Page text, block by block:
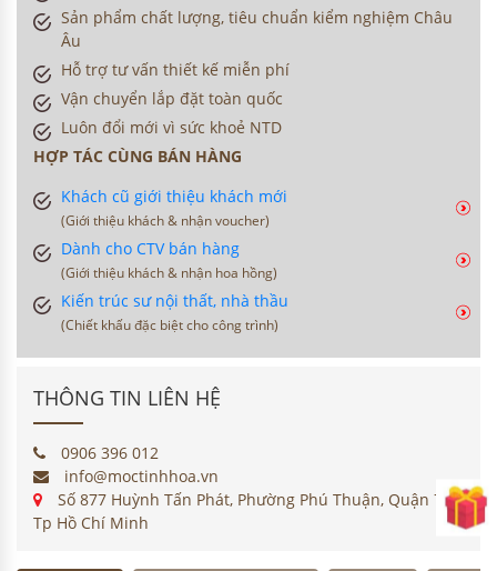
Sản phẩm chất lượng, tiêu chuẩn kiểm nghiệm Châu
Âu
Hỗ trợ tư vấn thiết kế miễn phí
Vận chuyển lắp đặt toàn quốc
Luôn đổi mới vì sức khoẻ NTD
HỢP TÁC CÙNG BÁN HÀNG
Khách cũ giới thiệu khách mới
(Giới thiệu khách & nhận voucher)
Dành cho CTV bán hàng
(Giới thiệu khách & nhận hoa hồng)
Kiến trúc sư nội thất, nhà thầu
(Chiết khấu đặc biệt cho công trình)
THÔNG TIN LIÊN HỆ
0906 396 012
info@moctinhhoa.vn
Số 877 Huỳnh Tấn Phát, Phường Phú Thuận, Quận 7,
Tp Hồ Chí Minh